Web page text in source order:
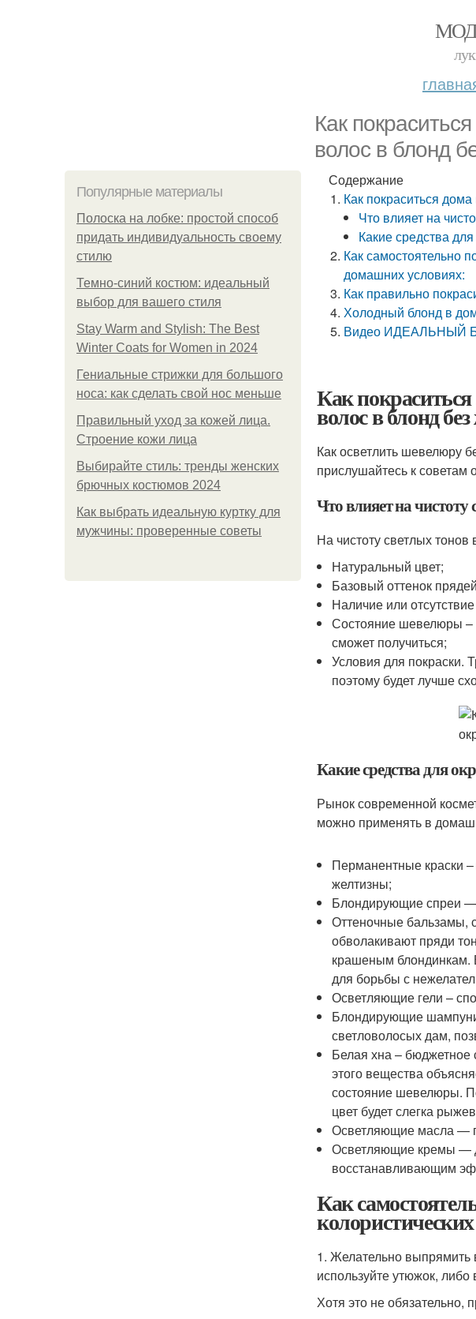
Как
волос в блонд
Популярные материалы
Полоска на лобке: простой способ
придать индивидуальность своему
стилю
Темно-синий костюм: идеальный
выбор для вашего стиля
Stay Warm and Stylish: The Best
Winter Coats for Women in 2024
Гениальные стрижки для большого
носа: как сделать свой нос меньше
Правильный уход за кожей лица.
Строение кожи лица
Выбирайте стиль: тренды женских
брючных костюмов 2024
Как выбрать идеальную куртку для
мужчины: проверенные советы
Содержание
Как покраситься
Что влияет на
Какие средства
Как самостоятельно
домашних условиях:
Как правильно
Холодный блонд в
Видео
Как
волос в блонд
Как осветлить шевелюру
прислушайтесь к советам
Что влияет на чистоту
На чистоту светлых тонов
Натуральный цвет;
Базовый оттенок
Наличие или
Состояние шевелюры –
сможет получиться;
Условия для покраски.
поэтому будет лучше
Какие средства для
Рынок современной
можно применять в
Перманентные краски
желтизны;
Блондирующие спреи —
Оттеночные бальзамы,
обволакивают пряди
крашеным блондинкам.
для борьбы с
Осветляющие гели –
Блондирующие
светловолосых дам,
Белая хна – бюджетное
этого вещества
состояние шевелюры.
цвет будет слегка
Осветляющие масла —
Осветляющие кремы —
восстанавливающим
Как
1. Желательно выпрямить
используйте утюжок,
Хотя это не обязательно,